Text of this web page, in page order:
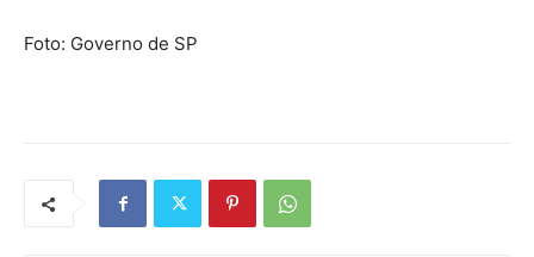
Foto: Governo de SP